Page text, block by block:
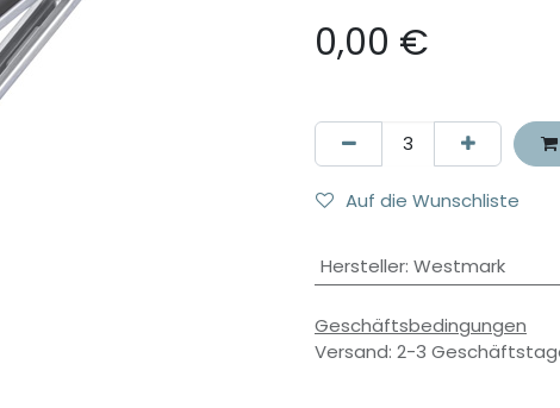
0,00 €
Auf die Wunschliste
Hersteller: Westmark
Geschäftsbedingungen
Versand: 2-3